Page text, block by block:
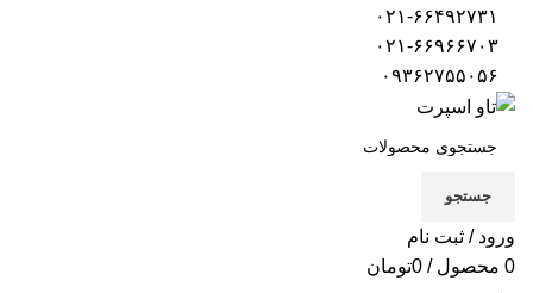
جستجو
ورود / ثبت نام
0 محصول / تومان0